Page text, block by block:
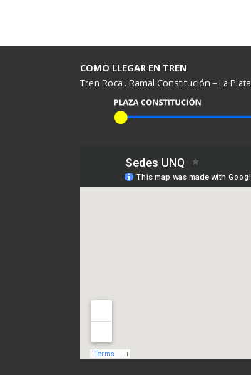
COMO LLEGAR EN TREN
Tren Roca . Ramal Constitución – La Plata